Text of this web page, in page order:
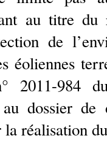
au titre du
de
éoliennes
2011-984
au dossier
réalisation